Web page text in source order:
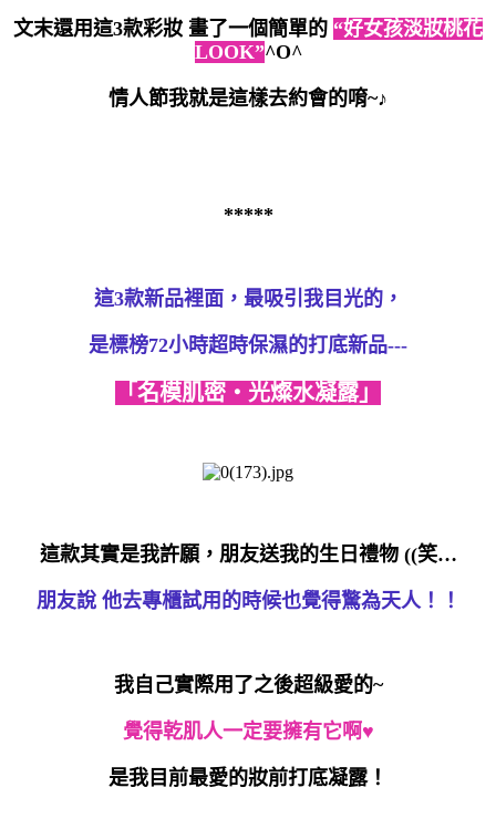
文末還用這3款彩妝 畫了一個簡單的 “好女孩淡妝桃花
LOOK”^O^
情人節我就是這樣去約會的唷~♪
*****
這3款新品裡面，最吸引我目光的，
是標榜72小時超時保濕的打底新品---
「名模肌密‧光燦水凝露」
這款其實是我許願，朋友送我的生日禮物 ((笑…
朋友說 他去專櫃試用的時候也覺得驚為天人！！
我自己實際用了之後超級愛的~
覺得乾肌人一定要擁有它啊♥
是我目前最愛的妝前打底凝露！